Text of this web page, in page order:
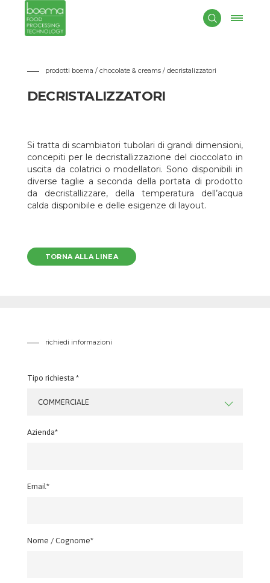
Si tratta di scambiatori tubolari di grandi dimensioni, concepiti
per le decristallizzazione del cioccolato in uscita da colatrici o
modellatori. Sono disponibili in diverse taglie a seconda della
prodotti boema / chocolate & creams / decristalizzatori
DECRISTALIZZATORI
Si tratta di scambiatori tubolari di grandi dimensioni,
concepiti per le decristallizzazione del cioccolato in
uscita da colatrici o modellatori. Sono disponibili in
diverse taglie a seconda della portata di prodotto
da decristallizzare, della temperatura dell’acqua
calda disponibile e delle esigenze di layout.
TORNA ALLA LINEA
richiedi informazioni
Tipo richiesta *
COMMERCIALE
Azienda*
Email*
Nome / Cognome*